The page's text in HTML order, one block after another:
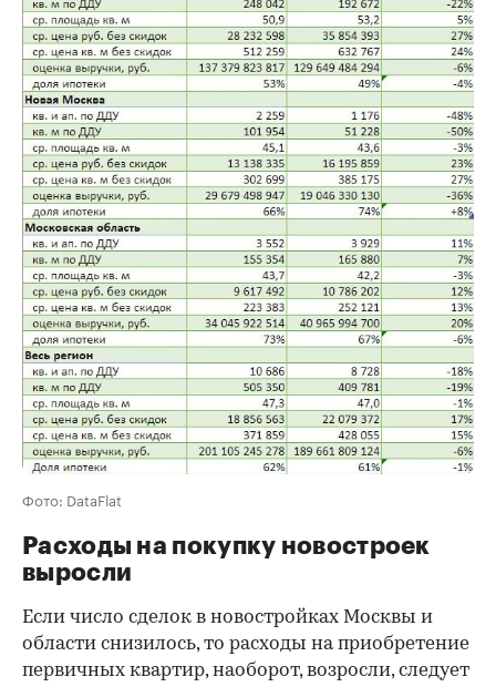
Фото: DataFlat
Расходы на покупку новостроек
выросли
Если число сделок в новостройках Москвы и
области снизилось, то расходы на приобретение
первичных квартир, наоборот, возросли, следует